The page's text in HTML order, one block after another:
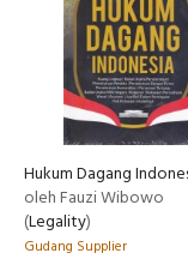
oleh Fauzi Wibowo
(Legality)
Gudang Supplier